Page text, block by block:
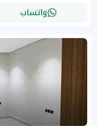
واتساب